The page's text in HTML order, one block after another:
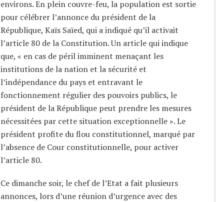
environs. En plein couvre-feu, la population est sortie
pour célébrer l’annonce du président de la
République, Kaïs Saïed, qui a indiqué qu’il activait
l’article 80 de la Constitution. Un article qui indique
que, « en cas de péril imminent menaçant les
institutions de la nation et la sécurité et
l’indépendance du pays et entravant le
fonctionnement régulier des pouvoirs publics, le
président de la République peut prendre les mesures
nécessitées par cette situation exceptionnelle ». Le
président profite du flou constitutionnel, marqué par
l’absence de Cour constitutionnelle, pour activer
l’article 80.
Ce dimanche soir, le chef de l’Etat a fait plusieurs
annonces, lors d’une réunion d’urgence avec des